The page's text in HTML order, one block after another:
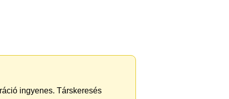
ingyenes. Társkeresés